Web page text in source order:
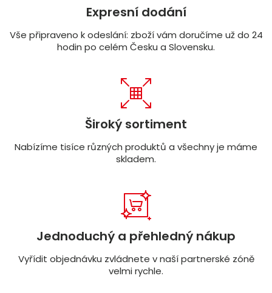
Expresní dodání
Vše připraveno k odeslání: zboží vám doručíme už do 24
hodin po celém Česku a Slovensku.
Široký sortiment
Nabízíme tisíce různých produktů a všechny je máme
skladem.
Jednoduchý a přehledný nákup
Vyřídit objednávku zvládnete v naší partnerské zóně
velmi rychle.